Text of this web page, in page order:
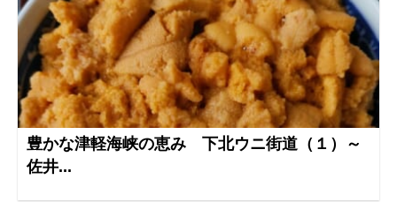
豊かな津軽海峡の恵み 下北ウニ街道（１）～
佐井...